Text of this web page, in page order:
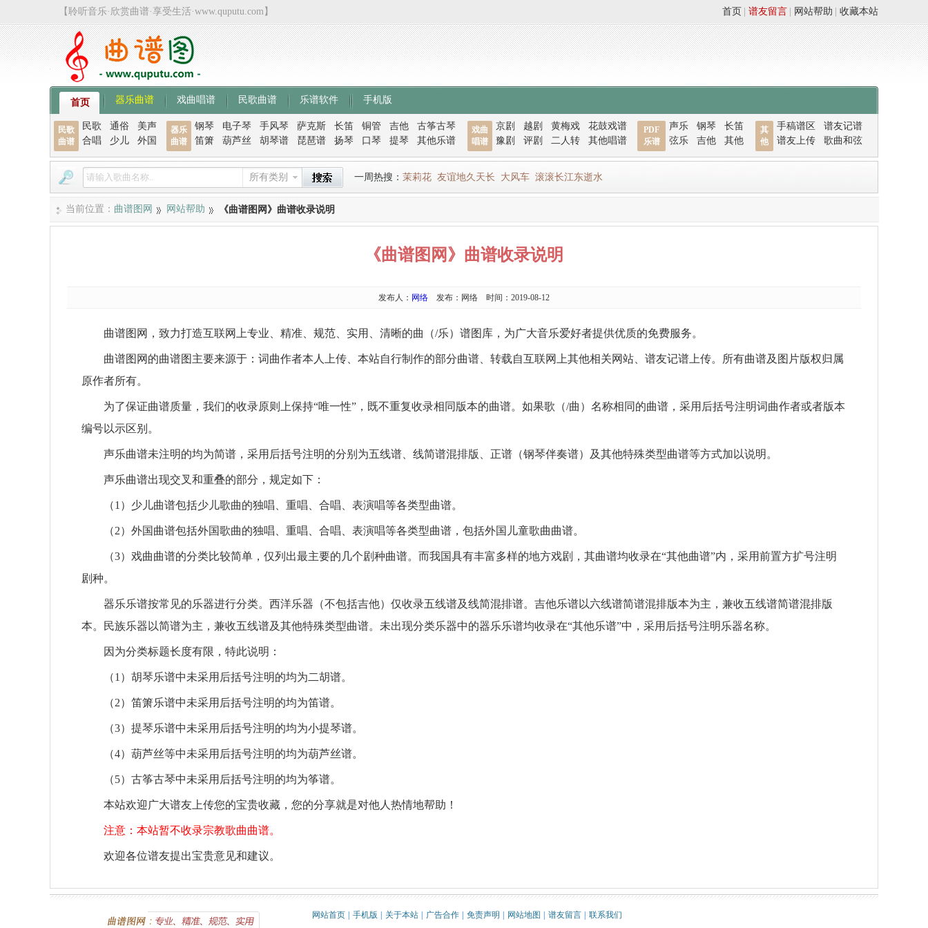
【聆听音乐·欣赏曲谱·享受生活·www.quputu.com】 收藏本站
网站帮助
谱友留言
首页
首页 器乐曲谱 戏曲唱谱 民歌曲谱 乐谱软件 手机版
民歌
曲谱
民歌 通俗
美声
合唱
少儿 外国
器乐
曲谱
钢琴 电子琴 手风琴 萨克斯 长笛 铜管 吉他
古筝古琴
笛箫
葫芦丝 胡琴谱 琵琶谱 扬琴 口琴 提琴 其他乐谱
戏曲
唱谱
京剧 越剧 黄梅戏
花鼓戏谱
豫剧
评剧 二人转 其他唱谱
PDF
乐谱
声乐 钢琴
长笛
弦乐
吉他 其他
其
他
手稿谱区
谱友记谱
谱友上传
歌曲和弦
所有类别 一周热搜： 茉莉花 友谊地久天长 大风车 滚滚长江东逝水
当前位置： 曲谱图网 网站帮助 《曲谱图网》曲谱收录说明
《曲谱图网》曲谱收录说明
发布人： 网络 发布：网络 时间：2019-08-12
曲谱图网，致力打造互联网上专业、精准、规范、实用、清晰的曲（/乐）谱图库，为广大音乐爱好者提供优质的免费服务。
曲谱图网的曲谱图主要来源于：词曲作者本人上传、本站自行制作的部分曲谱、转载自互联网上其他相关网站、谱友记谱上传。所有曲谱及图片版权归属
原作者所有。
为了保证曲谱质量，我们的收录原则上保持“唯一性”，既不重复收录相同版本的曲谱。如果歌（/曲）名称相同的曲谱，采用后括号注明词曲作者或者版本
编号以示区别。
声乐曲谱未注明的均为简谱，采用后括号注明的分别为五线谱、线简谱混排版、正谱（钢琴伴奏谱）及其他特殊类型曲谱等方式加以说明。
声乐曲谱出现交叉和重叠的部分，规定如下：
（1）少儿曲谱包括少儿歌曲的独唱、重唱、合唱、表演唱等各类型曲谱。
（2）外国曲谱包括外国歌曲的独唱、重唱、合唱、表演唱等各类型曲谱，包括外国儿童歌曲曲谱。
（3）戏曲曲谱的分类比较简单，仅列出最主要的几个剧种曲谱。而我国具有丰富多样的地方戏剧，其曲谱均收录在“其他曲谱”内，采用前置方扩号注明
剧种。
器乐乐谱按常见的乐器进行分类。西洋乐器（不包括吉他）仅收录五线谱及线简混排谱。吉他乐谱以六线谱简谱混排版本为主，兼收五线谱简谱混排版
本。民族乐器以简谱为主，兼收五线谱及其他特殊类型曲谱。未出现分类乐器中的器乐乐谱均收录在“其他乐谱”中，采用后括号注明乐器名称。
因为分类标题长度有限，特此说明：
（1）胡琴乐谱中未采用后括号注明的均为二胡谱。
（2）笛箫乐谱中未采用后括号注明的均为笛谱。
（3）提琴乐谱中未采用后括号注明的均为小提琴谱。
（4）葫芦丝等中未采用后括号注明的均为葫芦丝谱。
（5）古筝古琴中未采用后括号注明的均为筝谱。
本站欢迎广大谱友上传您的宝贵收藏，您的分享就是对他人热情地帮助！
注意：本站暂不收录宗教歌曲曲谱。
欢迎各位谱友提出宝贵意见和建议。
网站首页 手机版 关于本站 广告合作 免责声明 网站地图 谱友留言
联系我们